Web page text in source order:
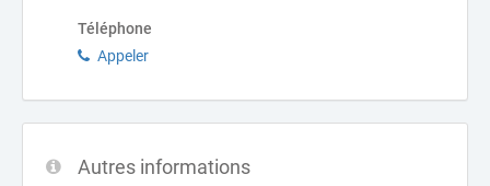
Téléphone
Appeler
Autres informations